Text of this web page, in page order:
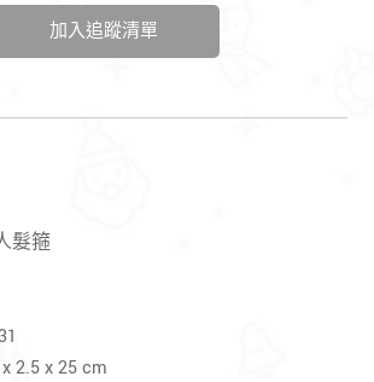
加入追蹤清單
髮箍
2.5 x 25 cm